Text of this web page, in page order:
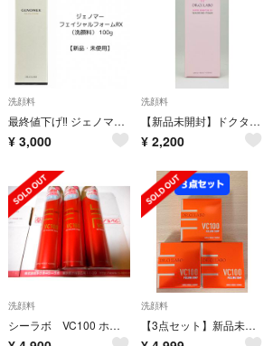
洗顔料
最終値下げ‼️ ジェノマー フェイシャルフォームRX（洗顔料）100g
¥ 3,000
洗顔料
【新品未開封】ドクターシーラボ ウォッシングフォームSセンシティブEX 100g
¥ 2,200
洗顔料
シーラボ VC100 ホットウォッシングフォーム 120ｇ 3本
洗顔料
【3点セット】新品未開封 ドクターシーラボ ピーリングソープ